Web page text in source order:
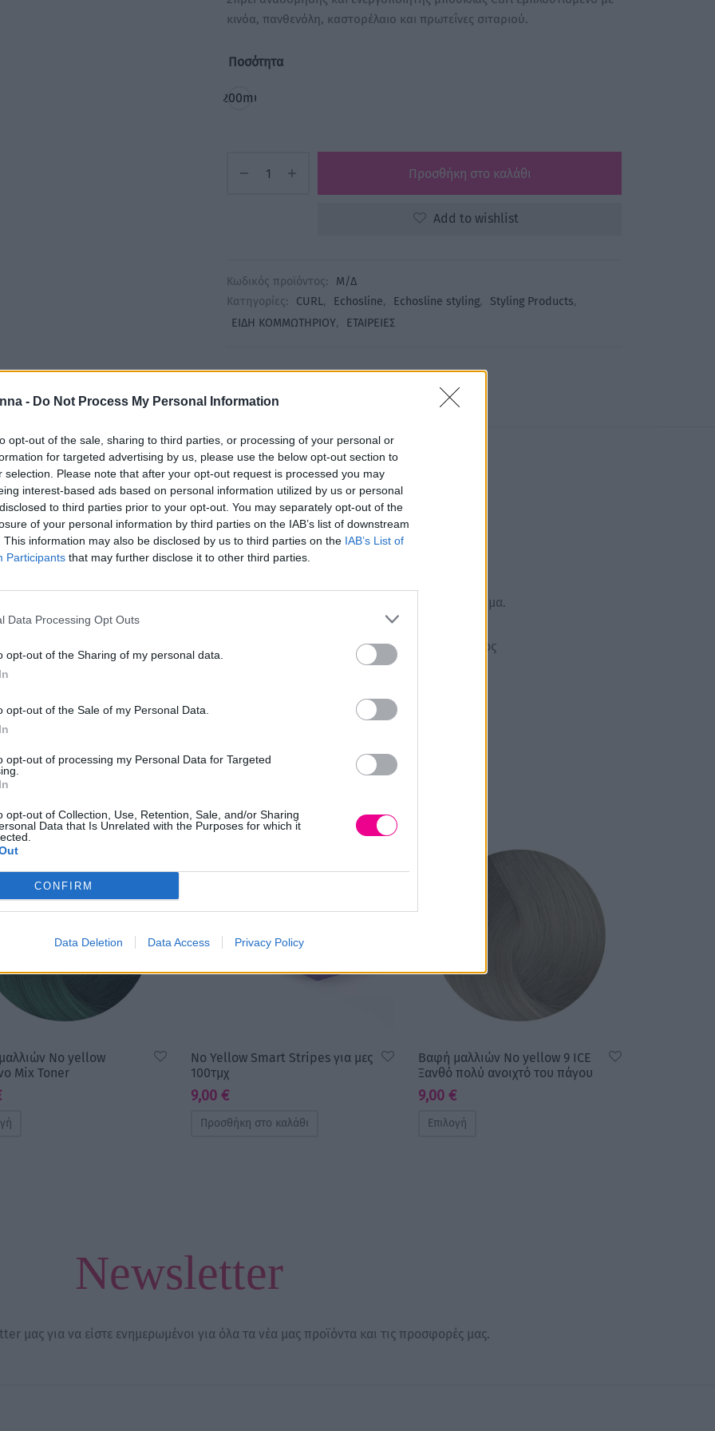
- Do Not Process My Personal Information
opt-out of the sale, sharing to third parties, or processing of your personal or
for targeted advertising by us, please use the below opt-out section to
selection. Please note that after your opt-out request is processed you may
interest-based ads based on personal information utilized by us or personal
to third parties prior to your opt-out. You may separately opt-out of the
of your personal information by third parties on the IAB’s list of downstream
This information may also be disclosed by us to third parties on the IAB’s List of
Participants that may further disclose it to other third parties.
Data Processing Opt Outs
opt-out of the Sharing of my personal data.
opt-out of the Sale of my Personal Data.
opt-out of processing my Personal Data for Targeted
opt-out of Collection, Use, Retention, Sale, and/or Sharing
Data that Is Unrelated with the Purposes for which it
CONFIRM
Data Deletion Data Access Privacy Policy
17,00 €.
είναι:
κινόα, πανθενόλη, καστορέλαιο και πρωτεΐνες σιταριού.
Ποσότητα
200ml
Προσθήκη στο καλάθι
Add to wishlist
Κωδικός προϊόντος:
Μ/Δ
Κατηγορίες:
CURL, Echosline, Echosline styling, Styling Products,
ΕΙΔΗ ΚΟΜΜΩΤΗΡΙΟΥ, ΕΤΑΙΡΕΙΕΣ
Share
Περιγραφή Επιπλέον πληροφορίες
χαρίζοντας και κίνηση στα σγουρά και σπαστά μαλλιά. Δρα παράλληλα κατά του
σε βάθος χωρίς να βαραίνει. Δεν αντικαθιστά τα προϊόντα styling διότι δεν έχει κράτημα.
του σαμπουάν και της μάσκας Curl σε νωπά μαλλιά ψεκάζετε το προϊόν κατά μήκος
στο επιθυμητό styling.
σε στεγνά και βρεγμένα μαλλιά. Μην ξεβγάζετε το προϊόν.
No yellow
Mix Toner
No Yellow Smart Stripes για μες
100τμχ
9,00 €
Προσθήκη στο καλάθι
Βαφή μαλλιών No yellow 9 ICE
Ξανθό πολύ ανοιχτό του πάγου
9,00 €
Επιλογή
Newsletter
μας για να είστε ενημερωμένοι για όλα τα νέα μας προϊόντα και τις προσφορές μας.